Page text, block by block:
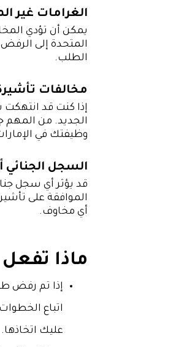
الغرامات غير
يمكن أن تؤدي
المتحدة إلى
الطلب.
مخالفات
إذا كنت قد
الجديد. من المهم
وظيفتك في
السجل الجنائي
قد يؤثر أي سجل
الموافقة على
أي مخاوف.
ماذا
إذا تم رفض
اتباع
عليك اتخاذها.